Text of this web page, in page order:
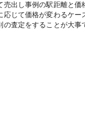
売出し事例の駅距離と価
応じて価格が変わるケー
査定をすることが大事